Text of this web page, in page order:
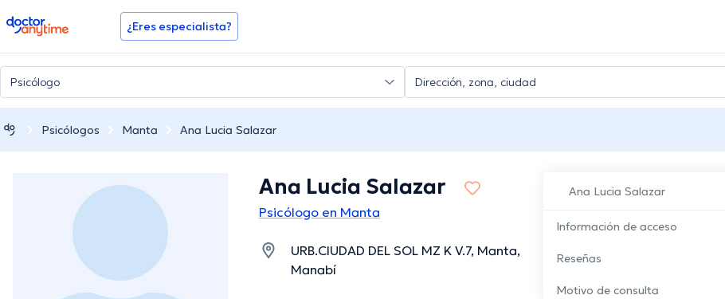
doctoranytime ¿Eres especialista?
Psicólogos Manta Ana Lucia Salazar
Ana Lucia Salazar
Información de acceso
Reseñas
Motivo de consulta
Ana Lucia Salazar
Psicólogo en Manta
URB.CIUDAD DEL SOL MZ K V.7, Manta,
Manabí